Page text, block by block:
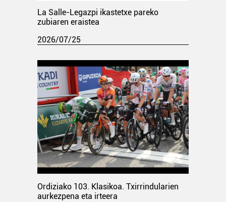
La Salle-Legazpi ikastetxe pareko
zubiaren eraistea
2026/07/25
Ordiziako 103. Klasikoa. Txirrindularien
aurkezpena eta irteera